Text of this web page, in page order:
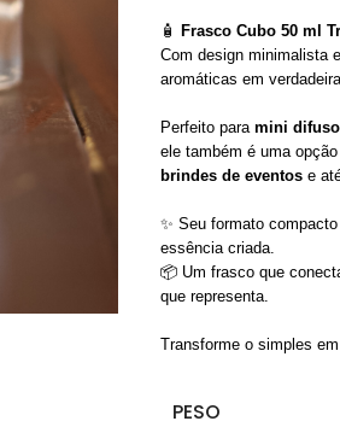
🧴
Frasco Cubo 50 ml
Com design minimalista
aromáticas em
Perfeito para mini
ele também é uma
brindes de eventose
✨ Seu formato
essência criada.
📦 Um frasco que
que representa.
Transforme o simples
PESO